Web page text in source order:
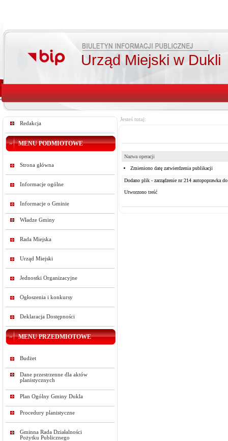
Urząd Miejski w Dukli
Redakcja
MENU PODMIOTOWE
Strona główna
Informacje ogólne
Informacje o Gminie
Władze Gminy
Rada Miejska
Urząd Miejski
Jednostki Organizacyjne
Ogłoszenia i konkursy
Deklaracja Dostępności
MENU PRZEDMIOTOWE
Budżet
Dane przestrzenne dla aktów
planistycznych
Plan Ogólny Gminy Dukla
Procedury planistyczne
Gminna Rada Działalności
Pożytku Publicznego
Jesteś tutaj:
Nazwa operacji
Zmieniono datę zatwierdzenia publikacji
Dodano plik - zarządzenie nr 214 autopoprawka
Utworzono treść